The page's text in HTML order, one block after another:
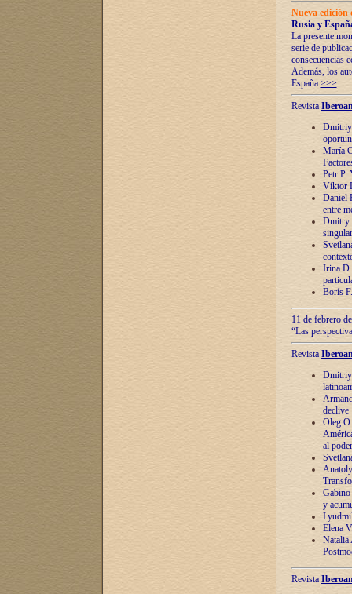
Nueva
Rusia y
La presente
serie de
consecuencias
Además, los
España >>>
Revista
Dmitriy
María
Petr P.
Víktor
Daniel
entre
Dmitry
Irina
Borís
11 de febrero
“Las
Revista
Dmitriy
declive
Oleg
al poder
y
Elena
Natalia
Revista